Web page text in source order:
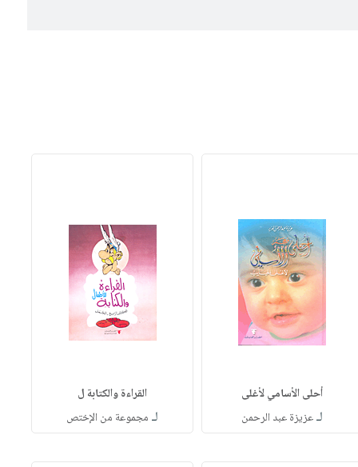
أحلى الأسامي لأغلى
لـعزيزة عبد الرحمن
القراءة والكتابة ل
لـ مجموعة من الإختص